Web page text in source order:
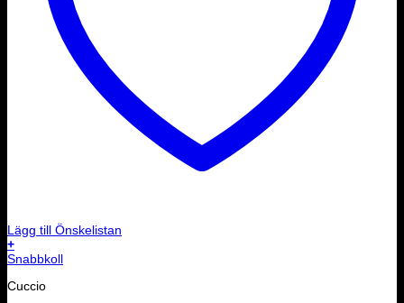
Lägg till Önskelistan
+
Snabbkoll
Cuccio